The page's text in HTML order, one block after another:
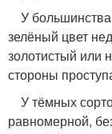
У
зелёный цвет
золотистый или
стороны
У тёмных
равномерной,